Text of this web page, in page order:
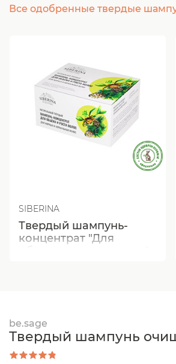
Все одобренные твердые
SIBERINA
Твердый шампунь-
концентрат "Для
be.sage
Твердый шампунь